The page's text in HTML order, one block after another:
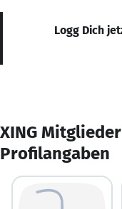
Logg Dich
XING
Profilangaben